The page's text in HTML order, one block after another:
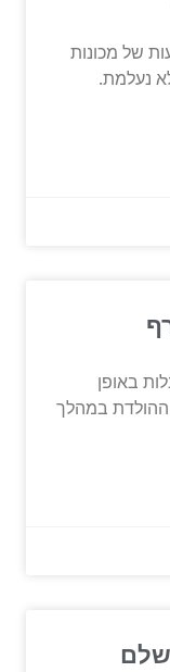
של מכונות
נעלמת.
באופן
ההולדת במהלך